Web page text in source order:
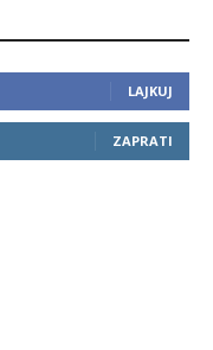
LAJKUJ
ZAPRATI